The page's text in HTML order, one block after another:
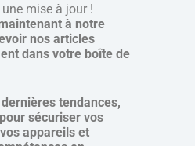
mise à jour !
à notre
nos articles
dans votre boîte de
tendances,
sécuriser vos
appareils et